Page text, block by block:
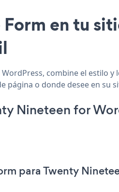
en tu
combine el estilo
página o donde desee en su
Nineteen for
para Twenty